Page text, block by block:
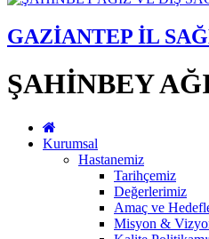
GAZİANTEP İL
ŞAHİNBEY
Kurumsal
Hastanemiz
Tarihçemiz
Değerlerimiz
Amaç ve
Misyon &